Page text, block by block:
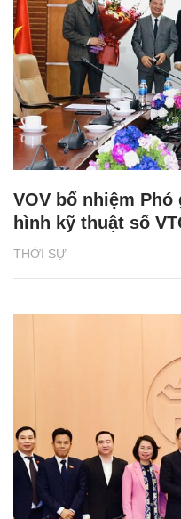
THỜI SỰ
VOV bổ nhiệm
hình kỹ thuật số